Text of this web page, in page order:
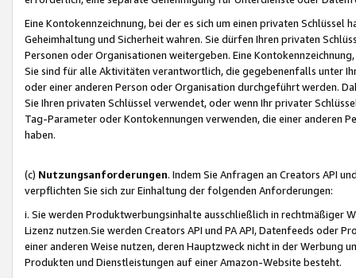
Eine Kontokennzeichnung, bei der es sich um einen privaten
Geheimhaltung und Sicherheit wahren. Sie dürfen Ihren privaten
Personen oder Organisationen weitergeben. Eine
Sie sind für alle Aktivitäten verantwortlich, die gegebenenfalls unter
oder einer anderen Person oder Organisation durchgeführt werden.
Sie Ihren privaten Schlüssel verwendet, oder wenn Ihr privater
Tag-Parameter oder Kontokennungen verwenden, die einer anderen
haben.
(c) Nutzungsanforderungen. Indem Sie Anfragen an Creators API
verpflichten Sie sich zur Einhaltung der folgenden Anforderungen:
i. Sie werden Produktwerbungsinhalte ausschließlich in rechtmäßiger
Lizenz nutzen.Sie werden Creators API und PA API, Datenfeeds oder
einer anderen Weise nutzen, deren Hauptzweck nicht in der Werbung
Produkten und Dienstleistungen auf einer Amazon-Website besteht.